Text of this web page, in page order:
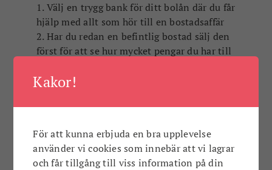
1. Välj en trygg bank för ditt bolån där du får
hjälp med allt som hör till en bostadsaffär
2. Har du redan en befintlig bostad sälj den
först för att se hur mycket pengar du har till
3. Spara så mycket som möjligt till
tillkommer
får ligga på och ha det i åtanke vid val av
bostad.
Kakor!
För att kunna erbjuda en bra upplevelse
använder vi cookies som innebär att vi lagrar
och får tillgång till viss information på din